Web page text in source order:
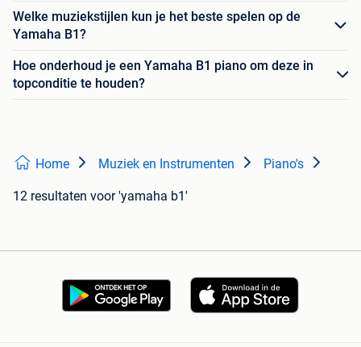
Welke muziekstijlen kun je het beste spelen op de
Yamaha B1?
Hoe onderhoud je een Yamaha B1 piano om deze in
topconditie te houden?
Home Muziek en Instrumenten Piano's
12 resultaten voor 'yamaha b1'